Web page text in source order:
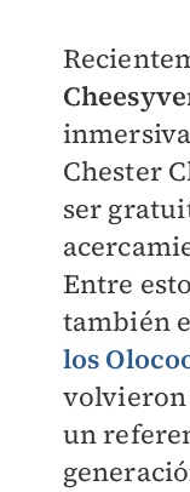
Chester
ser
Entre
también
los
volvieron
un